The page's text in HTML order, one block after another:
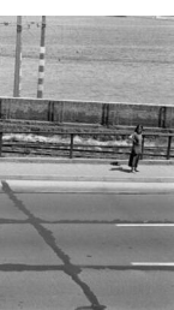
CA2M)
la iniciativa—,
lo realiza
tienen
sinergias